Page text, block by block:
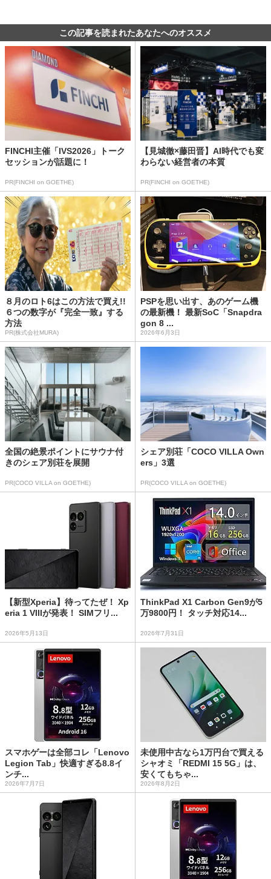
この記事を読まれたあなたへのオススメ
FINCHI主催「IVS2026」トーク
セッションが話題に！
PR(FINCHI on GOETHE)
【見城徹×藤田晋】AI時代でも変
わらない経営者の本質
PR(FINCHI on GOETHE)
８月のロト6はこの方法で買え!!
６つの数字が『完全一致』する
方法
PR(株式会社MURA)
PSPを思い出す、あのゲーム機
の最新機！ 最新SoC「Snapdra
gon 8 ...
2026年6月3日
全国の絶景ポイントにサウナ付
きのシェア別荘を展開
PR(COCO VILLA on GOETHE)
シェア別荘「COCO VILLA Own
ers」3選
PR(COCO VILLA on GOETHE)
【新型Xperia】待ってたぜ！ Xp
eria 1 VIIIが発表！ SIMフリ...
2026年5月13日
ThinkPad X1 Carbon Gen9が5
万9800円！ タッチ対応14...
2026年7月31日
スマホゲーは全部コレ「Lenovo
Legion Tab」快適すぎる8.8イ
ンチ...
2026年7月7日
未使用中古なら1万円台で買える
シャオミ「REDMI 15 5G」は、
安くてもちゃ...
2026年8月2日